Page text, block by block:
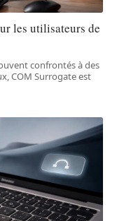
les utilisateurs de
confrontés à des
COM Surrogate est